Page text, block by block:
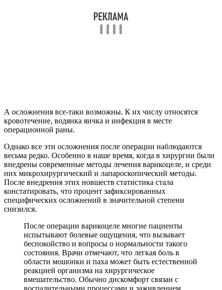
А осложнения все-таки возможны. К их числу относятся
кровотечение, водянка яичка и инфекция в месте
операционной раны.
Однако все эти осложнения после операции наблюдаются
весьма редко. Особенно в наше время, когда в хирургии были
внедрены современные методы лечения варикоцеле, и среди
них микрохирургический и лапароскопический методы.
После внедрения этих новшеств статистика стала
констатировать, что процент зафиксированных
специфических осложнений в значительной степени
снизился.
После операции варикоцеле многие пациенты
испытывают болевые ощущения, что вызывает
беспокойство и вопросы о нормальности такого
состояния. Врачи отмечают, что легкая боль в
области мошонки и паха может быть естественной
реакцией организма на хирургическое
вмешательство. Обычно дискомфорт связан с
воспалительными процессами и заживлением